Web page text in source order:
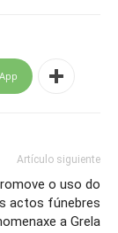
Artículo siguiente
o uso do
actos fúnebres
a Grela